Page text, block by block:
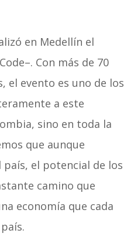
en Medellín el
Con más de 70
el evento es uno de los
a este
sino en toda la
que aunque
el potencial de los
camino que
economía que cada